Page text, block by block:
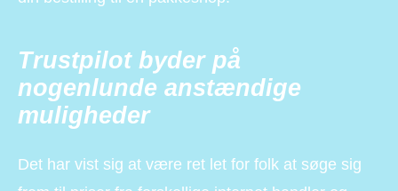
Trustpilot byder på
nogenlunde anstændige
muligheder
Det har vist sig at være ret let for folk at søge sig